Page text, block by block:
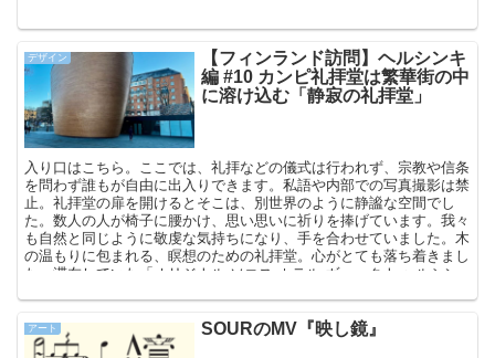
デザイン
【フィンランド訪問】ヘルシンキ
編 #10 カンピ礼拝堂は繁華街の中
に溶け込む「静寂の礼拝堂」
入り口はこちら。ここでは、礼拝などの儀式は行われず、宗教や信条
を問わず誰もが自由に出入りできます。私語や内部での写真撮影は禁
止。礼拝堂の扉を開けるとそこは、別世界のように静謐な空間でし
た。数人の人が椅子に腰かけ、思い思いに祈りを捧げています。我々
も自然と同じように敬虔な気持ちになり、手を合わせていました。木
の温もりに包まれる、瞑想のための礼拝堂。心がとても落ち着きまし
た。滞在していた「オリジナル ソコス ホテル ヴァークナ ヘルシン
アート SOURのMV『映し鏡』